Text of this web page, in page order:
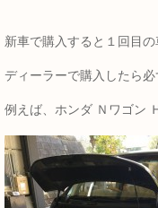
新車で購入すると１回目の
ディーラーで購入したら必
例えば、ホンダ Ｎワゴン